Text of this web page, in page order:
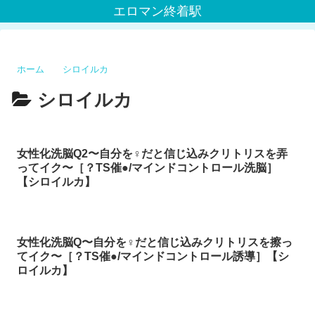
エロマン終着駅
ホーム シロイルカ
シロイルカ
女性化洗脳Q2〜自分を♀だと信じ込みクリトリスを弄
ってイク〜［？TS催●/マインドコントロール洗脳］
【シロイルカ】
女性化洗脳Q〜自分を♀だと信じ込みクリトリスを擦っ
てイク〜［？TS催●/マインドコントロール誘導］【シ
ロイルカ】